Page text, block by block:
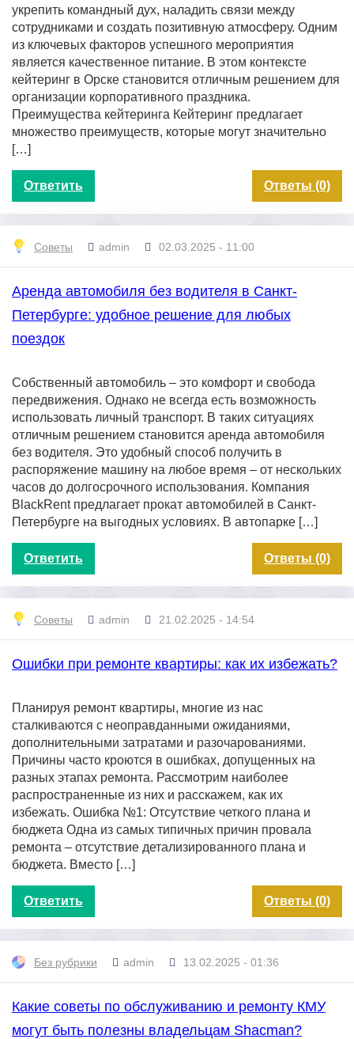
укрепить командный дух, наладить связи между
сотрудниками и создать позитивную атмосферу. Одним
из ключевых факторов успешного мероприятия
является качественное питание. В этом контексте
кейтеринг в Орске становится отличным решением для
организации корпоративного праздника.
Преимущества кейтеринга Кейтеринг предлагает
множество преимуществ, которые могут значительно
[…]
Ответить Ответы (0)
Советы admin 02.03.2025 - 11:00
Аренда автомобиля без водителя в Санкт-
Петербурге: удобное решение для любых
поездок
Собственный автомобиль – это комфорт и свобода
передвижения. Однако не всегда есть возможность
использовать личный транспорт. В таких ситуациях
отличным решением становится аренда автомобиля
без водителя. Это удобный способ получить в
распоряжение машину на любое время – от нескольких
часов до долгосрочного использования. Компания
BlackRent предлагает прокат автомобилей в Санкт-
Петербурге на выгодных условиях. В автопарке […]
Ответить Ответы (0)
Советы admin 21.02.2025 - 14:54
Ошибки при ремонте квартиры: как их избежать?
Планируя ремонт квартиры, многие из нас
сталкиваются с неоправданными ожиданиями,
дополнительными затратами и разочарованиями.
Причины часто кроются в ошибках, допущенных на
разных этапах ремонта. Рассмотрим наиболее
распространенные из них и расскажем, как их
избежать. Ошибка №1: Отсутствие четкого плана и
бюджета Одна из самых типичных причин провала
ремонта – отсутствие детализированного плана и
бюджета. Вместо […]
Ответить Ответы (0)
Без рубрики admin 13.02.2025 - 01:36
Какие советы по обслуживанию и ремонту КМУ
могут быть полезны владельцам Shacman?